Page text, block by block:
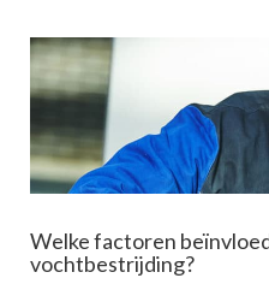
Welke factoren
vochtbestrijding?